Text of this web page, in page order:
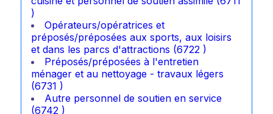
)
Opérateurs/opératrices et
préposés/préposées aux sports, aux loisirs
et dans les parcs d'attractions (6722 )
Préposés/préposées à l'entretien
ménager et au nettoyage - travaux légers
(6731 )
Autre personnel de soutien en service
(6742 )